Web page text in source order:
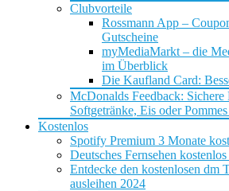
Clubvorteile
Rossmann App –
Gutscheine
myMediaMarkt – die
im Überblick
Die Kaufland Card:
McDonalds Feedback:
Softgetränke, Eis oder
Kostenlos
Spotify Premium 3 Monate
Deutsches Fernsehen
Entdecke den kostenlosen dm
ausleihen 2024